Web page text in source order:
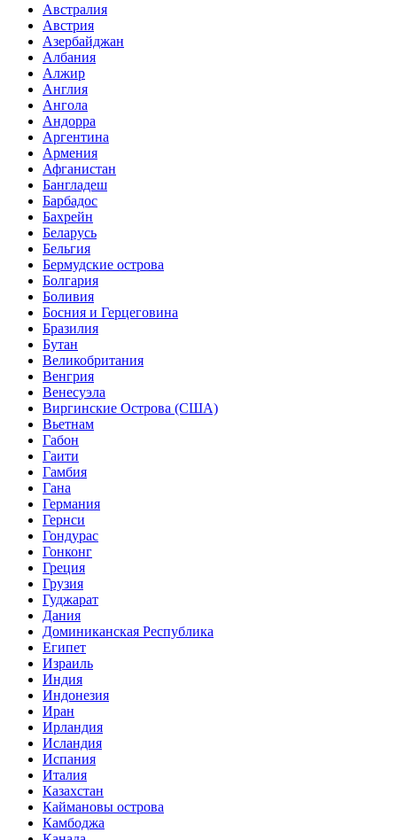
Австралия
Австрия
Азербайджан
Албания
Алжир
Англия
Ангола
Андорра
Аргентина
Армения
Афганистан
Бангладеш
Барбадос
Бахрейн
Беларусь
Бельгия
Бермудские острова
Болгария
Боливия
Босния и Герцеговина
Бразилия
Бутан
Великобритания
Венгрия
Венесуэла
Виргинские Острова (США)
Вьетнам
Габон
Гаити
Гамбия
Гана
Германия
Гернси
Гондурас
Гонконг
Греция
Грузия
Гуджарат
Дания
Доминиканская Республика
Египет
Израиль
Индия
Индонезия
Иран
Ирландия
Исландия
Испания
Италия
Казахстан
Каймановы острова
Камбоджа